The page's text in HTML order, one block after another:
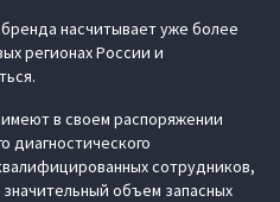
насчитывает уже более
регионах России и
в своем распоряжении
диагностического
сотрудников,
объем запасных